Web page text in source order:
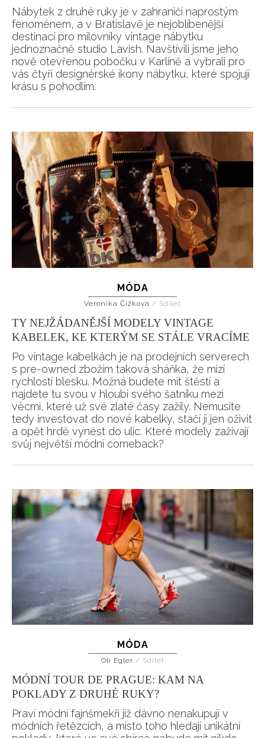
REDAKCE
Nábytek z druhé ruky je v zahraničí naprostým
fenoménem, a v Bratislavě je nejoblíbenější
destinací pro milovníky vintage nábytku
jednoznačně studio Lavish. Navštívili jsme jeho
nově otevřenou pobočku v Karlíně a vybrali pro
vás čtyři designérské ikony nábytku, které spojují
krásu s pohodlím.
MÓDA
Veronika Čížková / Sdílet
TY NEJŽÁDANĚJŠÍ MODELY VINTAGE
KABELEK, KE KTERÝM SE STÁLE VRACÍME
Po vintage kabelkách je na prodejních serverech
s pre-owned zbožím taková sháňka, že mizí
rychlostí blesku. Možná budete mít štěstí a
najdete tu svou v hloubi svého šatníku mezi
věcmi, které už své zlaté časy zažily. Nemusíte
tedy investovat do nové kabelky, stačí ji jen oživit
a opět hrdě vynést do ulic. Které modely zažívají
svůj největší módní comeback?
MÓDA
Oli Egler / Sdílet
MÓDNÍ TOUR DE PRAGUE: KAM NA
POKLADY Z DRUHÉ RUKY?
Praví módní fajnšmekři již dávno nenakupují v
módních řetězcích, a místo toho hledají unikátní